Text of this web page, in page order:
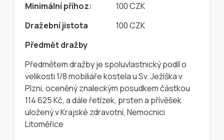
Minimální příhoz:
100 CZK
Dražební jistota
100 CZK
Předmět dražby
Předmětem dražby je spoluvlastnický podíl o
velikosti 1/8 mobiliáře kostela u Sv. Ježíška v
Plzni, oceněný znaleckým posudkem částkou
114 625 Kč, a dále řetízek, prsten a přívěšek
uložený v Krajské zdravotní, Nemocnici
Litoměřice